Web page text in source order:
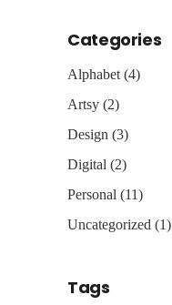
Categories
Alphabet (4)
Artsy (2)
Design (3)
Digital (2)
Personal (11)
Uncategorized (1)
Tags